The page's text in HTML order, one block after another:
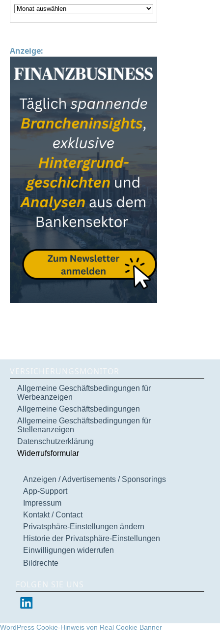
Anzeige:
VERSICHERUNGSMONITOR
Allgemeine Geschäftsbedingungen für
Werbeanzeigen
Allgemeine Geschäftsbedingungen
Allgemeine Geschäftsbedingungen für
Stellenanzeigen
Datenschutzerklärung
Widerrufsformular
Anzeigen / Advertisements / Sponsorings
App-Support
Impressum
Kontakt / Contact
Privatsphäre-Einstellungen ändern
Historie der Privatsphäre-Einstellungen
Einwilligungen widerrufen
Bildrechte
FOLGEN SIE UNS
WordPress Cookie-Hinweis von Real Cookie Banner